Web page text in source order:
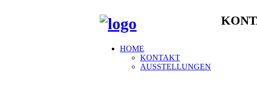
HOME
KONTAKT
AUSSTELLUNGEN